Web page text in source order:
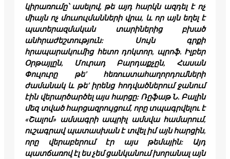
կիրառումը՝ ասելով, թե այդ հարկն ազդել է ոչ
միայն ոչ մուսուլմանների վրա, և որ այն եղել է
պատերազմական տարիներից բխած
անհրաժեշտություն: Սույն գրքի
հրապարակումից հետո դոկտոր, պրոֆ. Իլբեր
Օրթայլըն, Մուրադ Բարդաքչըն, Հասան
Փուլուրը թե’ հեռուստահաղորդումների
ժամանակ և թե’ իրենց հոդվածներում ջանում
էին վերարծարծել այս հարցը: Ռըֆաթ Ն. Բալին
մեզ տված հարցազրույցում, որը տպագրվելու է
«Շալոմ» ամսագրի ապրիլ ամսվա համարում,
ուշագրավ պատասխան է տվել իմ այն հարցին,
որը վերաբերում էր այս թեմային: Այդ
պատճառով էլ ես չեմ ցանկանում խորանալ այն